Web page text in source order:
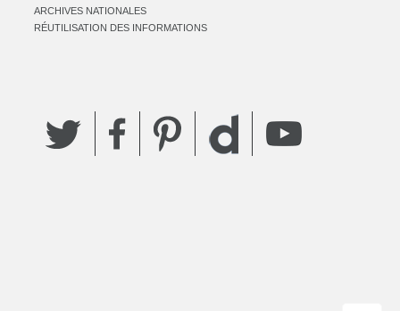
ARCHIVES NATIONALES
RÉUTILISATION DES INFORMATIONS